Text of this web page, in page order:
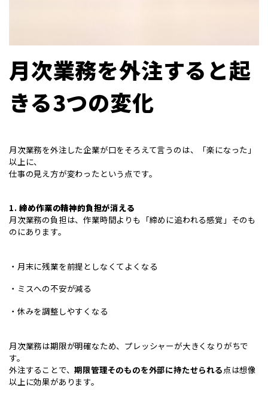
月次業務を外注すると起
きる3つの変化
月次業務を外注した企業が口をそろえて言うのは、「楽になった」
以上に、
仕事の見え方が変わったという点です。
1.締め作業の精神的負担が消える
月次業務の負担は、作業時間よりも「締めに追われる感覚」そのも
のにあります。
・月末に残業を前提としなくてよくなる
・ミスへの不安が減る
・休みを調整しやすくなる
月次業務は期限が明確なため、プレッシャーが大きくなりがちで
す。
外注することで、期限管理そのものを外部に持たせられる点は想像
以上に効果があります。